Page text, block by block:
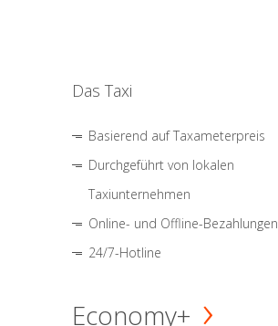
Das Taxi
Basierend auf Taxameterpreis
Durchgeführt von lokalen
Taxiunternehmen
Online- und Offline-Bezahlungen
24/7-Hotline
Economy+